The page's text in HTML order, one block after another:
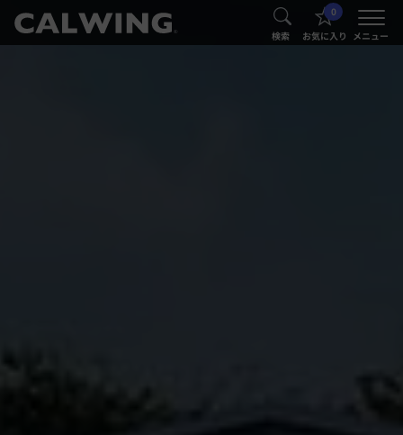
® 検索
0
お気に入り メニュー
®